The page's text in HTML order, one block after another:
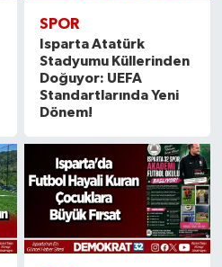
SPOR
Isparta Atatürk
Stadyumu Küllerinden
Doğuyor: UEFA
Standartlarında Yeni
Dönem!